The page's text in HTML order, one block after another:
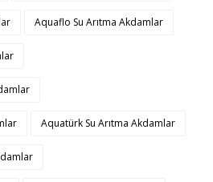
Aquaflo Su Arıtma Akdamlar
Aquatürk Su Arıtma Akdamlar